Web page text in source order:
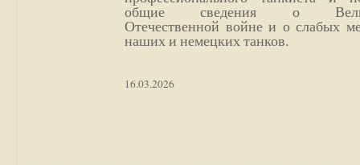
общие сведения о
Отечественной войне и о слабых
наших и немецких танков.
16.03.2026